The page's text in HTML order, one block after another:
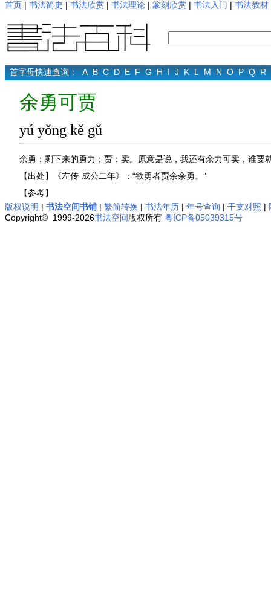
首页 | 书法简史 | 书法欣赏 | 书法理论 | 篆刻欣赏 | 书法入门 | 书法教材
首字母快速查询： A B C D E F G H I J K L M N O P Q R
余勇可贾
yú yǒng kě gǔ
余勇：剩下来的勇力；贾：卖。原意是说，我还有余力可卖，谁要
【出处】《左传·成公二年》：“欲勇者贾余余勇。”
【参考】
版权说明 | 书法空间书铺 | 繁简转换 | 书法年历 | 年号查询 | 干支对照 |
Copyright© 1999-2026书法空间版权所有 粤ICP备05039315号